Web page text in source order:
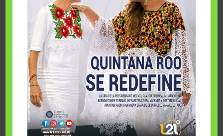
turistas. Es fundamental mejorar el diálogo entre el sector
privado organizado, el gobierno, las asociaciones y todos los
actores que forman parte de la industria de viajes y turismo en
la región.
Aprovechemos la celebración de la Copa del Mundo y
busquemos ahora sí delinear una gran agenda de turismo para
América del Norte.